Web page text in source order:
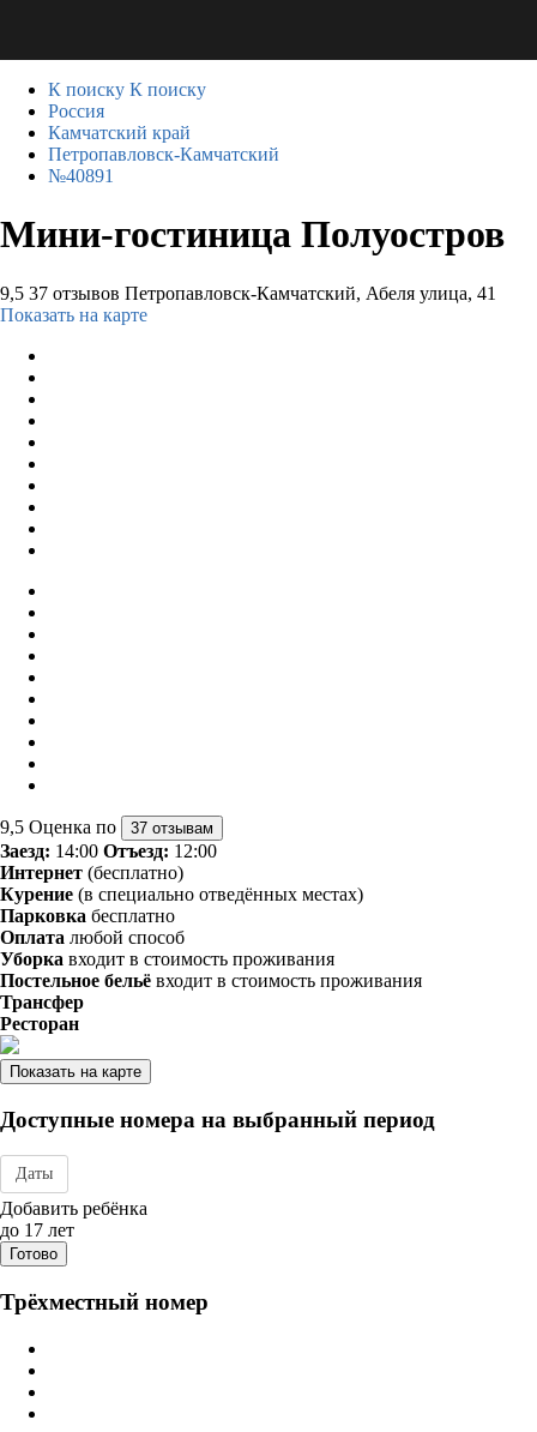
К поиску К поиску
Россия
Камчатский край
Петропавловск-Камчатский
№40891
Мини-гостиница Полуостров
9,5 37 отзывов Петропавловск-Камчатский, Абеля улица, 41
Показать на карте
9,5 Оценка по 37 отзывам
Заезд: 14:00 Отъезд: 12:00
Интернет (бесплатно)
Курение (в специально отведённых местах)
Парковка бесплатно
Оплата любой способ
Уборка входит в стоимость проживания
Постельное бельё входит в стоимость проживания
Трансфер
Ресторан
Показать на карте
Доступные номера на выбранный период
Даты
Дата заезда - отъезда
Добавить ребёнка
до 17 лет
Готово
Трёхместный номер